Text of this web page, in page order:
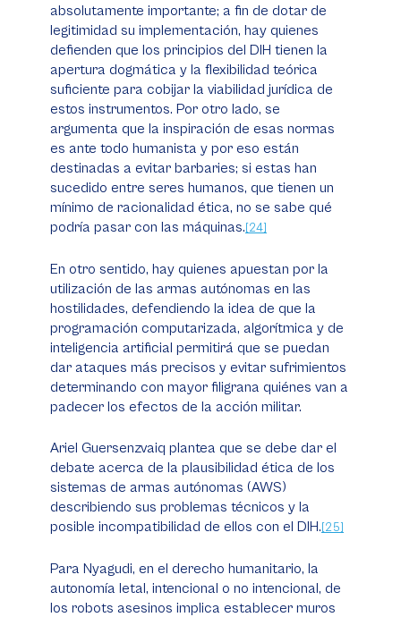
absolutamente importante; a fin de dotar de
legitimidad su implementación, hay quienes
defienden que los principios del DIH tienen la
apertura dogmática y la flexibilidad teórica
suficiente para cobijar la viabilidad jurídica de
estos instrumentos. Por otro lado, se
argumenta que la inspiración de esas normas
es ante todo humanista y por eso están
destinadas a evitar barbaries; si estas han
sucedido entre seres humanos, que tienen un
mínimo de racionalidad ética, no se sabe qué
podría pasar con las máquinas.[24]
En otro sentido, hay quienes apuestan por la
utilización de las armas autónomas en las
hostilidades, defendiendo la idea de que la
programación computarizada, algorítmica y de
inteligencia artificial permitirá que se puedan
dar ataques más precisos y evitar sufrimientos
determinando con mayor filigrana quiénes van a
padecer los efectos de la acción militar.
Ariel Guersenzvaiq plantea que se debe dar el
debate acerca de la plausibilidad ética de los
sistemas de armas autónomas (AWS)
describiendo sus problemas técnicos y la
posible incompatibilidad de ellos con el DIH.[25]
Para Nyagudi, en el derecho humanitario, la
autonomía letal, intencional o no intencional, de
los robots asesinos implica establecer muros